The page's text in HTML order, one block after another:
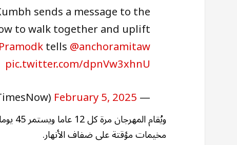
sends a message to the
to walk together and uplift
tells@anchoramitaw
pic.twitter.com/dpnVw3xhnU
— TIMES NOW (@TimesNow)
February 5, 2025
مخيمات مؤقتة على ضفاف الأنهار.